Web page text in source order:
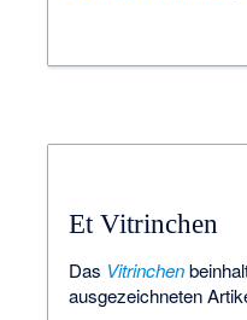
Et Vitrinchen
Das Vitrinchen
ausgezeichneten